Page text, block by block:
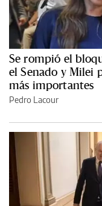
Se rompió el
el Senado y Milei
más importantes
Pedro Lacour